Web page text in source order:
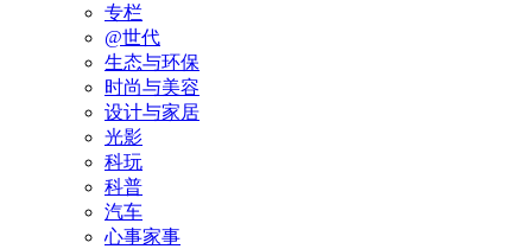
专栏
@世代
生态与环保
时尚与美容
设计与家居
光影
科玩
科普
汽车
心事家事